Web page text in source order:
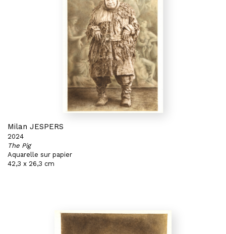
Milan JESPERS
2024
The Pig
Aquarelle sur papier
42,3 x 26,3 cm